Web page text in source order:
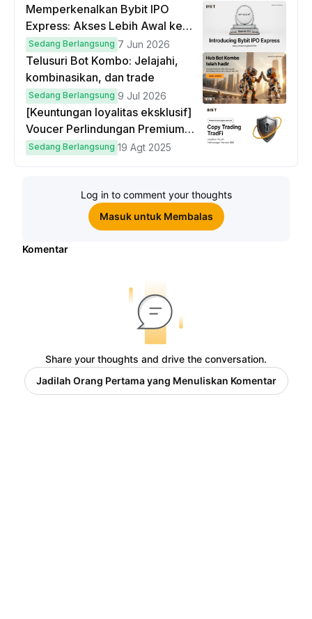
Memperkenalkan Bybit IPO
Express: Akses Lebih Awal ke
IPO Global!
Sedang Berlangsung 7 Jun 2026
Telusuri Bot Kombo: Jelajahi,
kombinasikan, dan trade
Sedang Berlangsung 9 Jul 2026
[Keuntungan loyalitas eksklusif]
Voucer Perlindungan Premium
hingga $50
Sedang Berlangsung 19 Agt 2025
Log in to comment your thoughts
Masuk untuk Membalas
Komentar
Share your thoughts and drive the conversation.
Jadilah Orang Pertama yang Menuliskan Komentar